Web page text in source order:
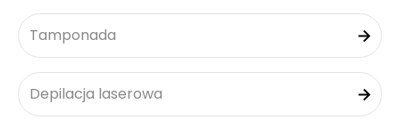
Tamponada
Depilacja laserowa